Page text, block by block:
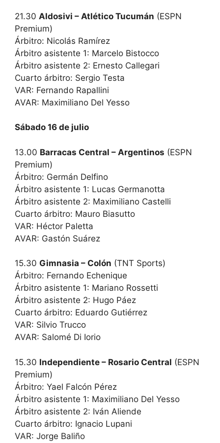
21.30 Aldosivi – Atlético Tucumán (ESPN
Premium)
Árbitro: Nicolás Ramírez
Árbitro asistente 1: Marcelo Bistocco
Árbitro asistente 2: Ernesto Callegari
Cuarto árbitro: Sergio Testa
VAR: Fernando Rapallini
AVAR: Maximiliano Del Yesso
Sábado 16 de julio
13.00 Barracas Central – Argentinos (ESPN
Premium)
Árbitro: Germán Delfino
Árbitro asistente 1: Lucas Germanotta
Árbitro asistente 2: Maximiliano Castelli
Cuarto árbitro: Mauro Biasutto
VAR: Héctor Paletta
AVAR: Gastón Suárez
15.30 Gimnasia – Colón (TNT Sports)
Árbitro: Fernando Echenique
Árbitro asistente 1: Mariano Rossetti
Árbitro asistente 2: Hugo Páez
Cuarto árbitro: Eduardo Gutiérrez
VAR: Silvio Trucco
AVAR: Salomé Di Iorio
15.30 Independiente – Rosario Central (ESPN
Premium)
Árbitro: Yael Falcón Pérez
Árbitro asistente 1: Maximiliano Del Yesso
Árbitro asistente 2: Iván Aliende
Cuarto árbitro: Ignacio Lupani
VAR: Jorge Baliño